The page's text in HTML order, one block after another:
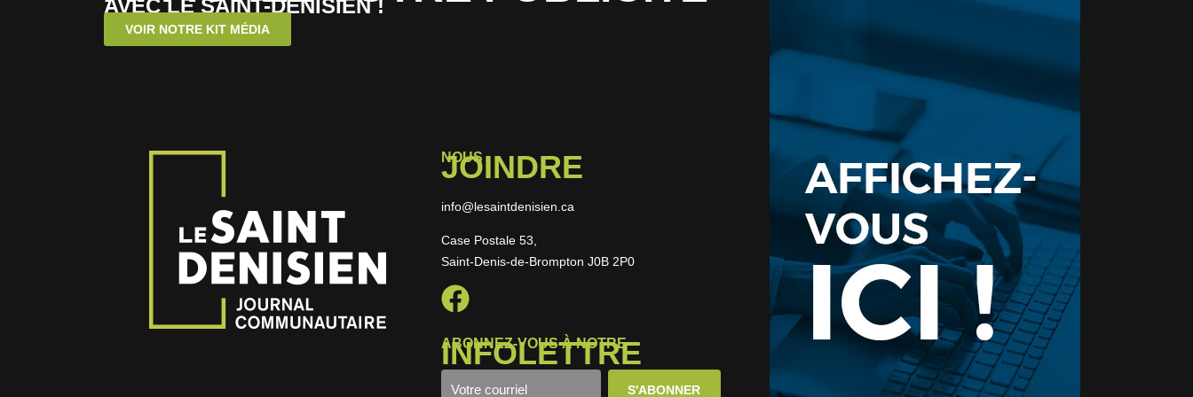
AVEC LE SAINT-DENISIEN !
VOIR NOTRE KIT MÉDIA
NOUS
JOINDRE
info@lesaintdenisien.ca
Case Postale 53,
Saint-Denis-de-Brompton J0B 2P0
ABONNEZ-VOUS À NOTRE
INFOLETTRE